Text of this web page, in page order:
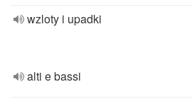
wzloty i upadki
alti e bassi